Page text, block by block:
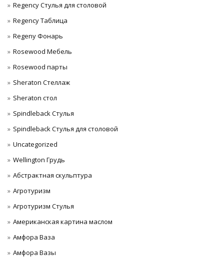
Regency Стулья для столовой
Regency Таблица
Regeny Фонарь
Rosewood Мебель
Rosewood парты
Sheraton Стеллаж
Sheraton стол
Spindleback Стулья
Spindleback Стулья для столовой
Uncategorized
Wellington Грудь
Абстрактная скульптура
Агротуризм
Агротуризм Стулья
Американская картина маслом
Амфора Ваза
Амфора Вазы